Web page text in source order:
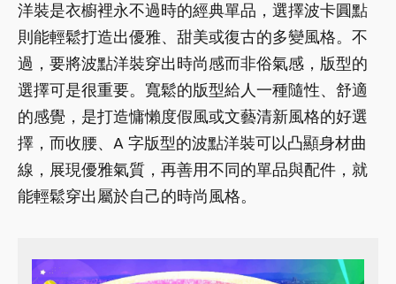
洋裝是衣櫥裡永不過時的經典單品，選擇波卡圓點
則能輕鬆打造出優雅、甜美或復古的多變風格。不
過，要將波點洋裝穿出時尚感而非俗氣感，版型的
選擇可是很重要。寬鬆的版型給人一種隨性、舒適
的感覺，是打造慵懶度假風或文藝清新風格的好選
擇，而收腰、A 字版型的波點洋裝可以凸顯身材曲
線，展現優雅氣質，再善用不同的單品與配件，就
能輕鬆穿出屬於自己的時尚風格。